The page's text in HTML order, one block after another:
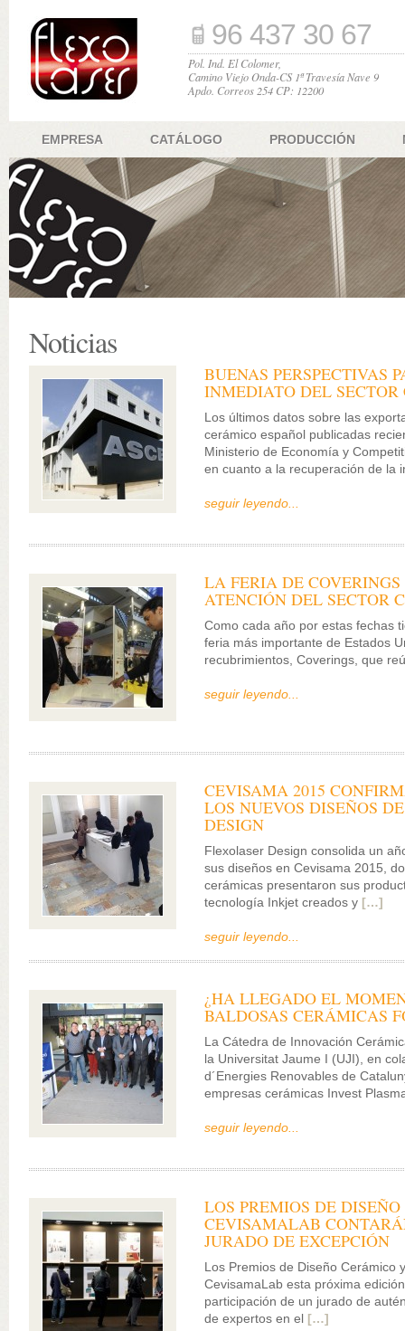
96 437 30 67
Pol. Ind. El Colomer,
Camino Viejo Onda-CS 1ª Travesía Nave 9
Apdo. Correos 254 CP: 12200
EMPRESA CATÁLOGO PRODUCCIÓN
Noticias
BUENAS PERSPECTIVAS
INMEDIATO DEL SECTOR
Los últimos datos sobre las
cerámico español publicadas
Ministerio de Economía y
en cuanto a la recuperación de la
seguir leyendo...
LA FERIA DE
ATENCIÓN DEL SECTOR
Como cada año por estas fechas
feria más importante de Estados
recubrimientos, Coverings, que
seguir leyendo...
CEVISAMA 2015
LOS NUEVOS DISEÑOS
DESIGN
Flexolaser Design consolida un
sus diseños en Cevisama 2015,
cerámicas presentaron sus
tecnología Inkjet creados y […]
seguir leyendo...
¿HA LLEGADO EL
BALDOSAS CERÁMICAS
La Cátedra de Innovación
la Universitat Jaume I (UJI), en
d´Energies Renovables de
empresas cerámicas Invest
seguir leyendo...
LOS PREMIOS DE DISEÑO
CEVISAMALAB
JURADO DE EXCEPCIÓN
Los Premios de Diseño Cerámico
CevisamaLab esta próxima
participación de un jurado de
de expertos en el […]